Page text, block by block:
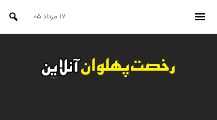
۱۷ مرداد ۰۵